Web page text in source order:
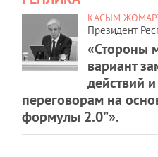
КАСЫМ-
Президент
«Стороны
вариант
действий
переговорам на
формулы 2.0”».